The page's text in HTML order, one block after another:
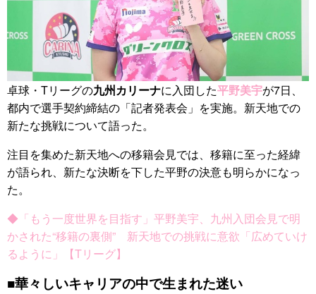
卓球・Tリーグの九州カリーナに入団した平野美宇が7日、
都内で選手契約締結の「記者発表会」を実施。新天地での
新たな挑戦について語った。
注目を集めた新天地への移籍会見では、移籍に至った経緯
が語られ、新たな決断を下した平野の決意も明らかになっ
た。
◆「もう一度世界を目指す」平野美宇、九州入団会見で明
かされた“移籍の裏側” 新天地での挑戦に意欲「広めていけ
るように」【Tリーグ】
■華々しいキャリアの中で生まれた迷い